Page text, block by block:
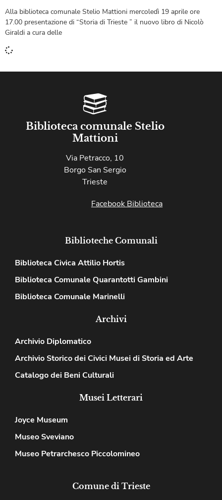
Alla biblioteca comunale Stelio Mattioni mercoledì 19 aprile ore
17.00 presentazione di “Storia di Trieste ” il nuovo libro di Nicolò
Giraldi a cura delle
Biblioteca comunale Stelio
Mattioni
Via Petracco, 10
Borgo San Sergio
Trieste
Facebook Biblioteca
Biblioteche Comunali
Biblioteca Civica Attilio Hortis
Biblioteca Comunale Quarantotti Gambini
Biblioteca Comunale Marinelli
Archivi
Archivio Diplomatico
Archivio Storico dei Civici Musei di Storia ed Arte
Catalogo dei Beni Culturali
Musei Letterari
Joyce Museum
Museo Sveviano
Museo Petrarchesco Piccolomineo
Comune di Trieste